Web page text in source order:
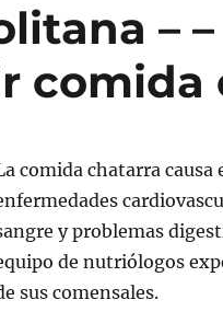
–
comida
comida chatarra
y problemas
de nutriólogos
sus comensales.